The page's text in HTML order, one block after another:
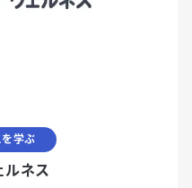
学ぶ
ルネス